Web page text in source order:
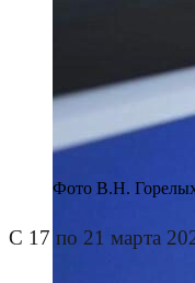
Фото В.Н.
С 17 по 21 марта